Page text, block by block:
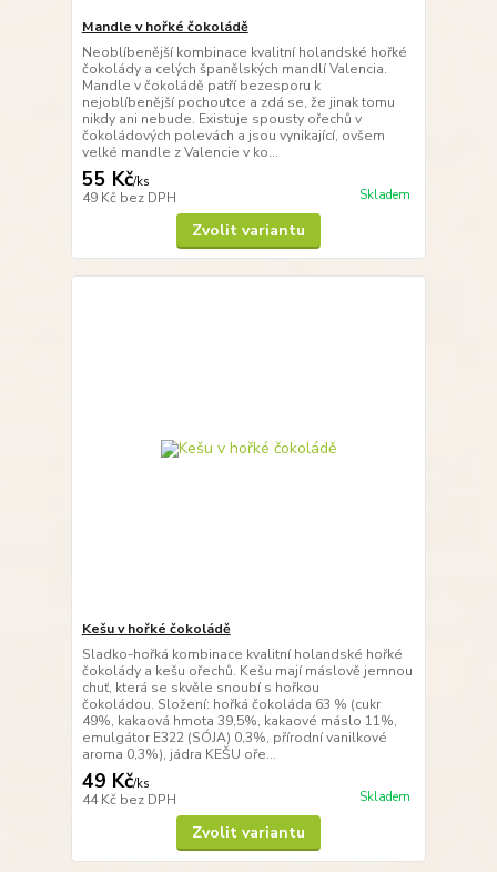
Mandle v hořké čokoládě
Neoblíbenější kombinace kvalitní holandské hořké
čokolády a celých španělských mandlí Valencia.
Mandle v čokoládě patří bezesporu k
nejoblíbenější pochoutce a zdá se, že jinak tomu
nikdy ani nebude. Existuje spousty ořechů v
čokoládových polevách a jsou vynikající, ovšem
velké mandle z Valencie v ko...
55 Kč/ks
49 Kč bez DPH Skladem
Zvolit variantu
Kešu v hořké čokoládě
Sladko-hořká kombinace kvalitní holandské hořké
čokolády a kešu ořechů. Kešu mají máslově jemnou
chuť, která se skvěle snoubí s hořkou
čokoládou. Složení: hořká čokoláda 63 % (cukr
49%, kakaová hmota 39,5%, kakaové máslo 11%,
emulgátor E322 (SÓJA) 0,3%, přírodní vanilkové
aroma 0,3%), jádra KEŠU oře...
49 Kč/ks
44 Kč bez DPH Skladem
Zvolit variantu